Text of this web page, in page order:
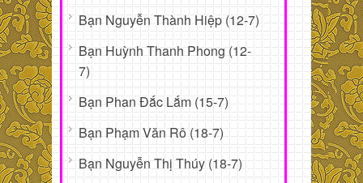
Bạn Nguyễn Thành Hiệp (12-7)
Bạn Huỳnh Thanh Phong (12-
7)
Bạn Phan Đắc Lắm (15-7)
Bạn Phạm Văn Rô (18-7)
Bạn Nguyễn Thị Thúy (18-7)